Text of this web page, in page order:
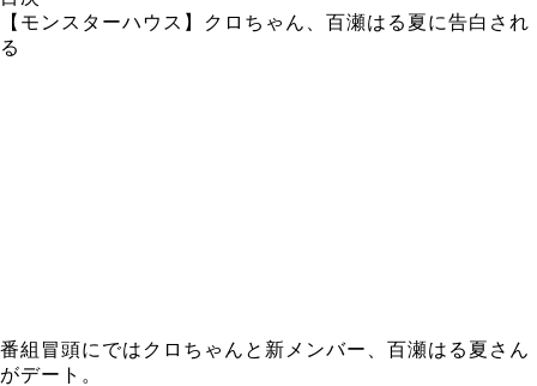
【モンスターハウス】クロちゃん、百瀬はる夏に告白され
る
番組冒頭にではクロちゃんと新メンバー、百瀬はる夏さん
がデート。